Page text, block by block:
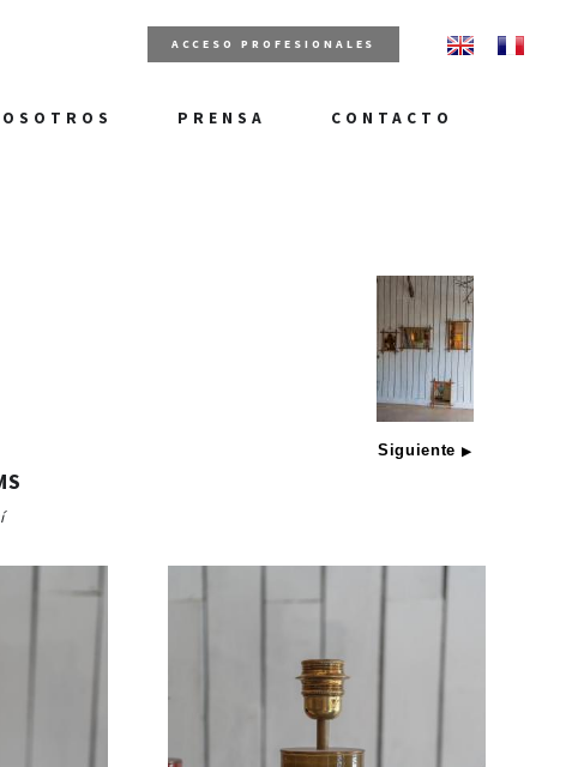
ACCESO PROFESIONALES
PRENSA CONTACTO
Siguiente ▶